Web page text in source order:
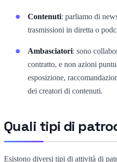
Contenuti: parliamo di
trasmissioni in diretta o
Ambasciatori: sono
contratto, e non azioni
esposizione,
dei creatori di contenuti.
Quali tipi di
Esistono diversi tipi di attività di